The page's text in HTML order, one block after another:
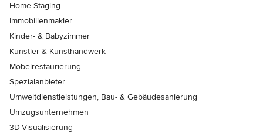
Home Staging
Immobilienmakler
Kinder- & Babyzimmer
Künstler & Kunsthandwerk
Möbelrestaurierung
Spezialanbieter
Umweltdienstleistungen, Bau- & Gebäudesanierung
Umzugsunternehmen
3D-Visualisierung